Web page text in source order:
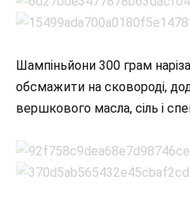
Шампіньйони 300 грам
обсмажити на сковороді,
вершкового масла, сіль і